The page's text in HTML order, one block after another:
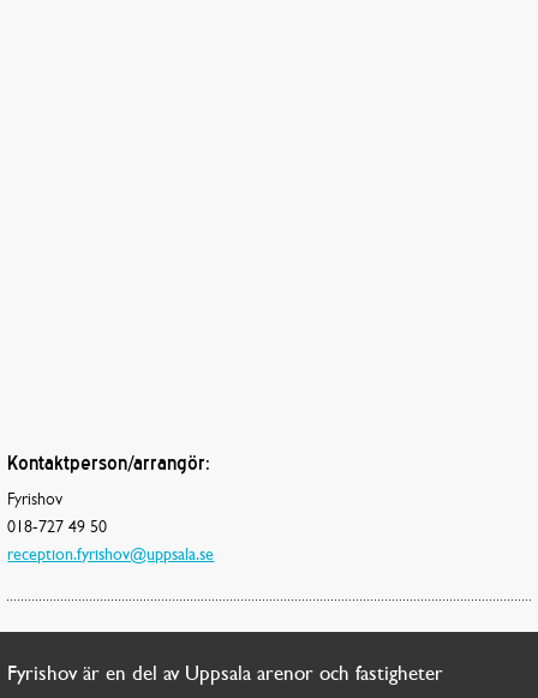
Kontaktperson/arrangör:
Fyrishov
018-727 49 50
reception.fyrishov@uppsala.se
Fyrishov är en del av Uppsala arenor och fastigheter